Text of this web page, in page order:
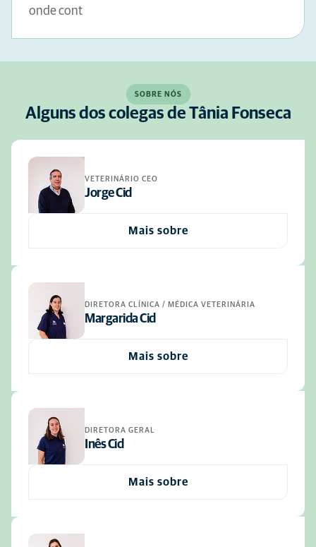
onde cont
SOBRE NÓS
Alguns dos colegas de Tânia Fonseca
VETERINÁRIO CEO
Jorge Cid
Mais sobre
DIRETORA CLÍNICA / MÉDICA VETERINÁRIA
Margarida Cid
Mais sobre
DIRETORA GERAL
Inês Cid
Mais sobre